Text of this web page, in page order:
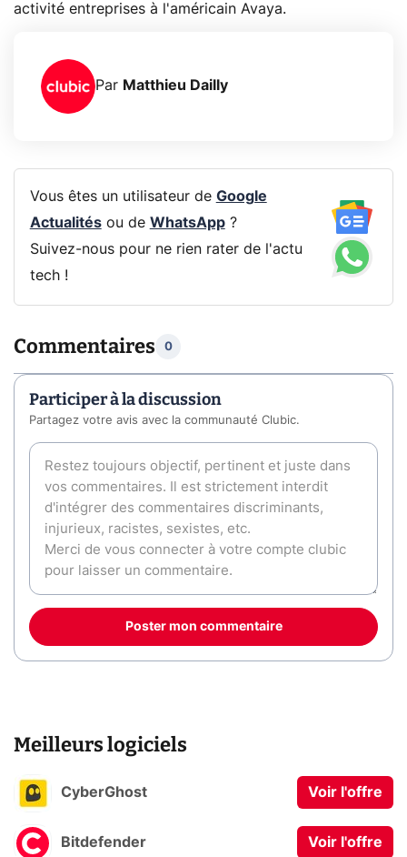
activité entreprises à l'américain Avaya.
Par Matthieu Dailly
Vous êtes un utilisateur de Google
Actualitésou de WhatsApp?
Suivez-nous pour ne rien rater de l'actu
tech !
Commentaires 0
Participer à la discussion
Partagez votre avis avec la communauté Clubic.
Poster mon commentaire
Meilleurs logiciels
CyberGhost Voir l'offre
Bitdefender Voir l'offre